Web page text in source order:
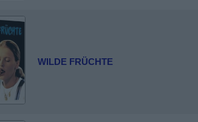
WILDE FRÜCHTE